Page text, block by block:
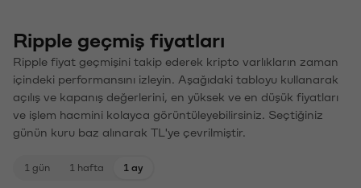
Ripple geçmiş fiyatları
Ripple fiyat geçmişini takip ederek kripto varlıkların zaman
içindeki performansını izleyin. Aşağıdaki tabloyu kullanarak
açılış ve kapanış değerlerini, en yüksek ve en düşük fiyatları
ve işlem hacmini kolayca görüntüleyebilirsiniz. Seçtiğiniz
günün kuru baz alınarak TL'ye çevrilmiştir.
1 gün 1 hafta 1 ay